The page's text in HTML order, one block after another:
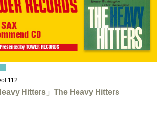
Hitters」The Heavy Hitters